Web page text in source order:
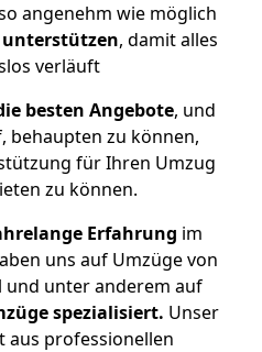
angenehm wie möglich
unterstützen, damit alles
verläuft
besten Angebote, und
behaupten zu können,
für Ihren Umzug
zu können.
Erfahrung im
uns auf Umzüge von
und unter anderem auf
spezialisiert. Unser
aus professionellen